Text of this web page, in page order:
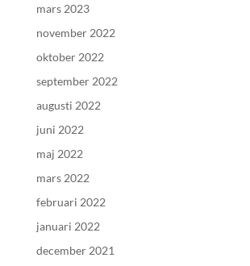
mars 2023
november 2022
oktober 2022
september 2022
augusti 2022
juni 2022
maj 2022
mars 2022
februari 2022
januari 2022
december 2021